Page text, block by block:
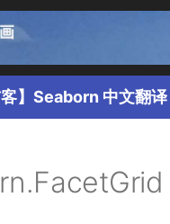
客】Seaborn 中文翻译